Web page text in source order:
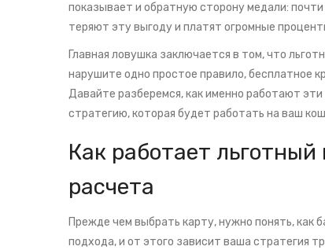
показывает и обратную сторону медали:
теряют эту выгоду и платят огромные
Главная ловушка заключается в том, что
нарушите одно простое правило, бесплатное
Давайте разберемся, как именно работают
стратегию, которая будет работать на ваш
Как работает
расчета
Прежде чем выбрать карту, нужно понять, как
подхода, и от этого зависит ваша стратегия